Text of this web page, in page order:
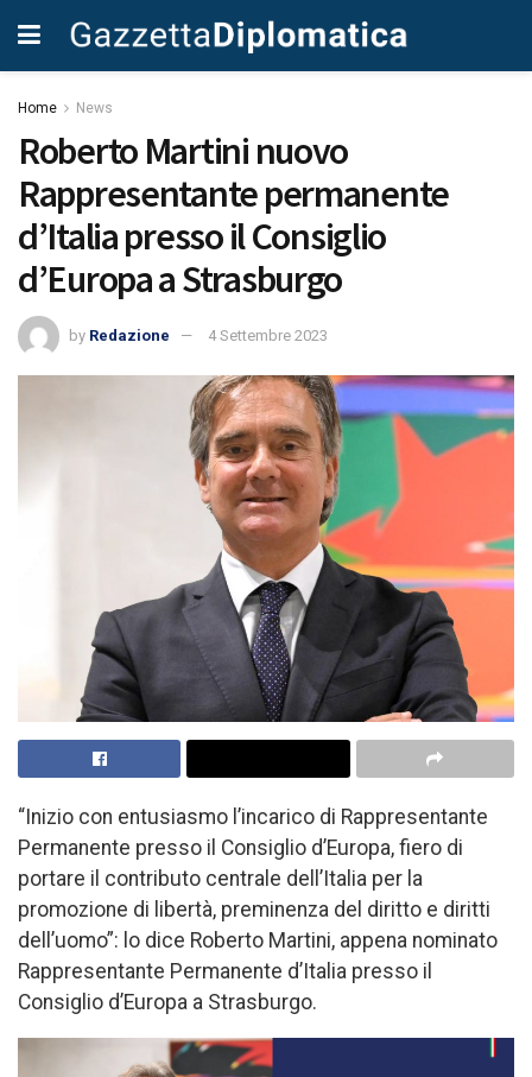
Home News
Roberto Martini nuovo
Rappresentante permanente
d’Italia presso il Consiglio
d’Europa a Strasburgo
by Redazione 4 Settembre 2023
“Inizio con entusiasmo l’incarico di Rappresentante
Permanente presso il Consiglio d’Europa, fiero di
portare il contributo centrale dell’Italia per la
promozione di libertà, preminenza del diritto e diritti
dell’uomo”: lo dice Roberto Martini, appena nominato
Rappresentante Permanente d’Italia presso il
Consiglio d’Europa a Strasburgo.